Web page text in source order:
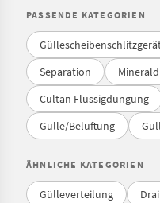
PASSENDE KATEGORIEN
Separation
Cultan Flüssigdüngung
Gülle/Belüftung
ÄHNLICHE KATEGORIEN
Gülleverteilung